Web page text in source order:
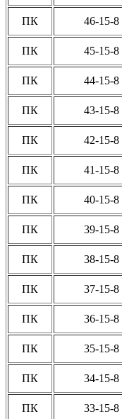
ПК 46-15-8
ПК 45-15-8
ПК 44-15-8
ПК 43-15-8
ПК 42-15-8
ПК 41-15-8
ПК 40-15-8
ПК 39-15-8
ПК 38-15-8
ПК 37-15-8
ПК 36-15-8
ПК 35-15-8
ПК 34-15-8
ПК 33-15-8